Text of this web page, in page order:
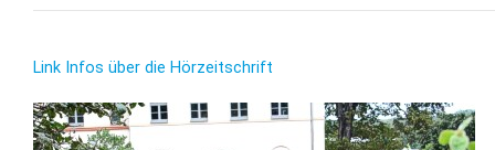
Link Infos über die Hörzeitschrift